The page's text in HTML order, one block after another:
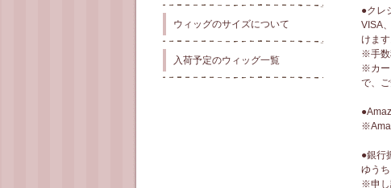
ウィッグのサイズについて
入荷予定のウィッグ一覧
●クレ
VISA
けます
※手数
※カー
で、ご
●銀行
ゆう
※申し